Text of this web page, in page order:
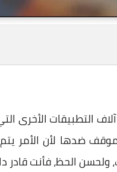
التطبيقات
ضدها لأن الأمر يتم
ولحسن الحظ، فأنت